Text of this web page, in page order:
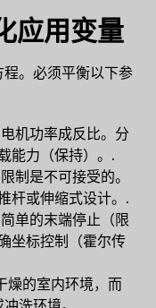
应用变量
。必须平衡以下参
机功率成反比。分
能力（保持）。.
制是不可接受的。
杆或伸缩式设计。.
单的末端停止（限
坐标控制（霍尔传
燥的室内环境，而